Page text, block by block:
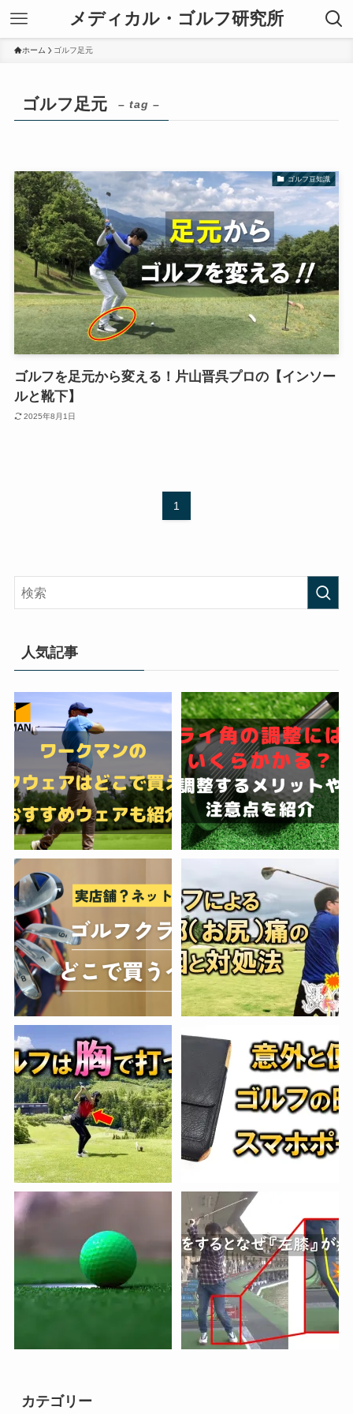
メディカル・ゴルフ研究所
ホーム ゴルフ足元
ゴルフ足元 – tag –
ゴルフ豆知識
ゴルフを足元から変える！片山晋呉プロの【インソー
ルと靴下】
2025年8月1日
1
人気記事
カテゴリー